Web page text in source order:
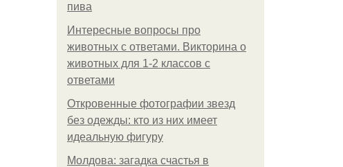
пива
Интересные вопросы про
животных с ответами. Викторина о
животных для 1-2 классов с
ответами
Откровенные фотографии звезд
без одежды: кто из них имеет
идеальную фигуру
Молдова: загадка счастья в